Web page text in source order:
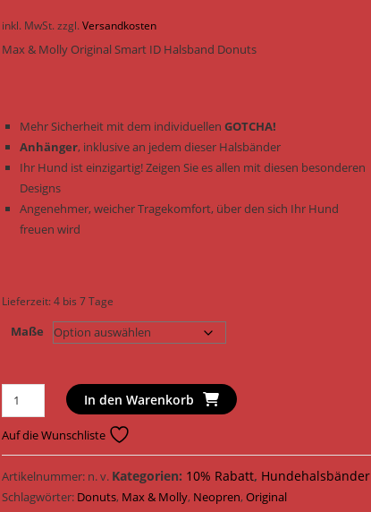
inkl. MwSt. zzgl.Versandkosten
Max & Molly Original Smart ID Halsband Donuts
Mehr Sicherheit mit dem individuellenGOTCHA!
Anhänger, inklusive an jedem dieser Halsbänder
Ihr Hund ist einzigartig! Zeigen Sie es allen mit diesen besonderen
Designs
Angenehmer, weicher Tragekomfort, über den sich Ihr Hund
freuen wird
Lieferzeit:4 bis 7 Tage
Maße
Max
&
Molly
Hundehalsband
Original
Smart
In den Warenkorb
Auf die Wunschliste
Artikelnummer: n. v. Kategorien: 10% Rabatt, Hundehalsbänder
Schlagwörter: Donuts, Max & Molly, Neopren,Original